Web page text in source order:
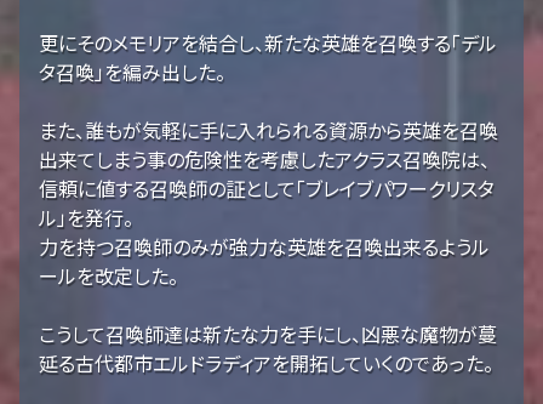
更にそのメモリアを結合し、新たな英雄を召喚する「デル
タ召喚」を編み出した。
また、誰もが気軽に手に入れられる資源から英雄を召喚
出来てしまう事の危険性を考慮したアクラス召喚院は、
信頼に値する召喚師の証として「ブレイブパワークリスタ
ル」を発行。
力を持つ召喚師のみが強力な英雄を召喚出来るようル
ールを改定した。
こうして召喚師達は新たな力を手にし、凶悪な魔物が蔓
延る古代都市エルドラディアを開拓していくのであった。